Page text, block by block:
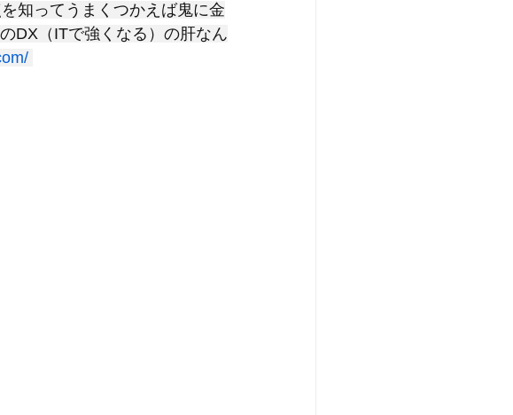
知ってうまくつかえば鬼に金
DX（ITで強くなる）の肝なん